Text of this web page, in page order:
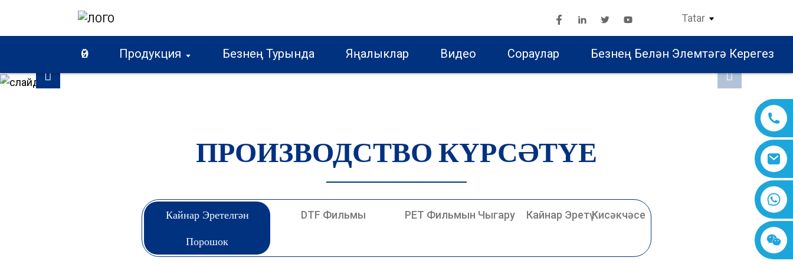
Tatar
Өй Продукция Безнең Турында Яңалыклар Видео Сораулар Безнең Белән Элемтәгә Керегез
01 03
ПРОИЗВОДСТВО КҮРСӘТҮЕ
Кайнар Эретелгән
Порошок
DTF Фильмы PET Фильмын Чыгару Кайнар Эретү Кисәкчәсе